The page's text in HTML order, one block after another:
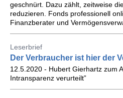
geschnürt. Dazu zählt, zeitweise
reduzieren. Fonds professionell
Finanzberater und
Leserbrief
Der Verbraucher ist hier der
12.5.2020 - Hubert Gierhartz zum
Intransparenz verurteilt”